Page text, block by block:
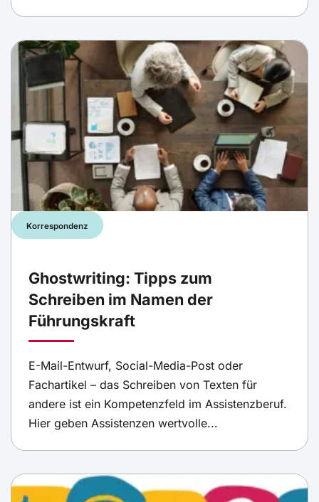
Korrespondenz
Ghostwriting: Tipps zum
Schreiben im Namen der
Führungskraft
E-Mail-Entwurf, Social-Media-Post oder
Fachartikel – das Schreiben von Texten für
andere ist ein Kompetenzfeld im Assistenzberuf.
Hier geben Assistenzen wertvolle...